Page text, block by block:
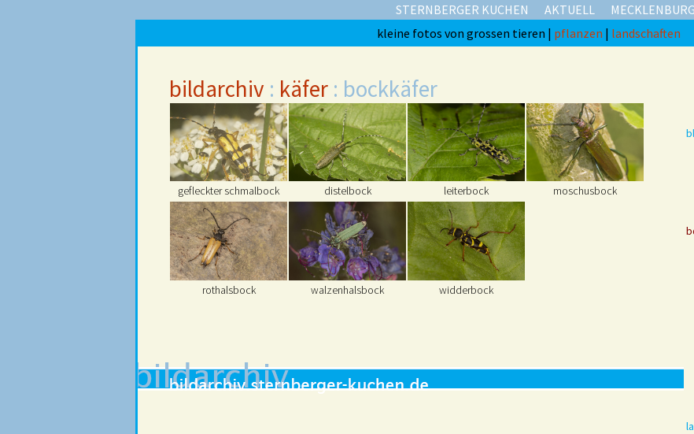
STERNBERGER KUCHEN AKTUELL
MECKLENBURG
kleine fotos von grossen tieren | pflanzen | landschaften
bildarchiv : käfer : bockkäfer
gefleckter schmalbock distelbock leiterbock moschusbock
rothalsbock walzenhalsbock widderbock